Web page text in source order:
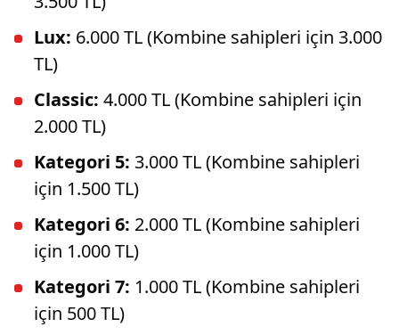
Lux: 6.000 TL (Kombine sahipleri için 3.000
TL)
Classic: 4.000 TL (Kombine sahipleri için
2.000 TL)
Kategori 5: 3.000 TL (Kombine sahipleri
için 1.500 TL)
Kategori 6: 2.000 TL (Kombine sahipleri
için 1.000 TL)
Kategori 7: 1.000 TL (Kombine sahipleri
için 500 TL)